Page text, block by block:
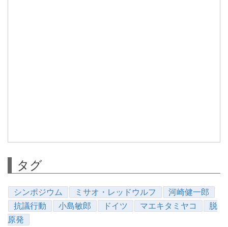
タグ
シンポジウム ミサオ・レッドウルフ
河崎健一郎
抗議行動
小島敏郎 ドイツ マエキタミヤコ
脱
原発